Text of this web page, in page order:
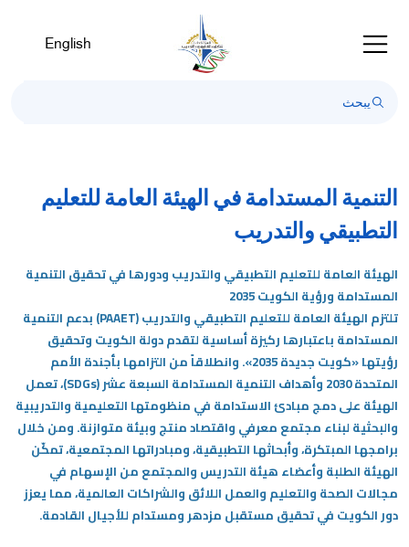
English
التنمية المستدامة في الهيئة العامة للتعليم
التطبيقي والتدريب
الهيئة العامة للتعليم التطبيقي والتدريب ودورها في تحقيق التنمية
المستدامة ورؤية الكويت 2035
تلتزم الهيئة العامة للتعليم التطبيقي والتدريب(PAAET)
بدعم التنمية
المستدامة باعتبارها ركيزة أساسية لتقدم دولة الكويت وتحقيق
رؤيتها «كويت جديدة 2035». وانطلاقاً من التزامها بأجندة الأمم
المتحدة 2030 وأهداف التنمية المستدامة السبعة عشر
(SDGs)، تعمل
الهيئة على دمج مبادئ الاستدامة في منظومتها التعليمية والتدريبية
والبحثية لبناء مجتمع معرفي واقتصاد منتج وبيئة متوازنة. ومن خلال
برامجها المبتكرة، وأبحاثها التطبيقية، ومبادراتها المجتمعية، تمكّن
الهيئة الطلبة وأعضاء هيئة التدريس والمجتمع من الإسهام في
مجالات الصحة والتعليم والعمل اللائق والشراكات العالمية، مما يعزز
دور الكويت في تحقيق مستقبل مزدهر ومستدام للأجيال القادمة.